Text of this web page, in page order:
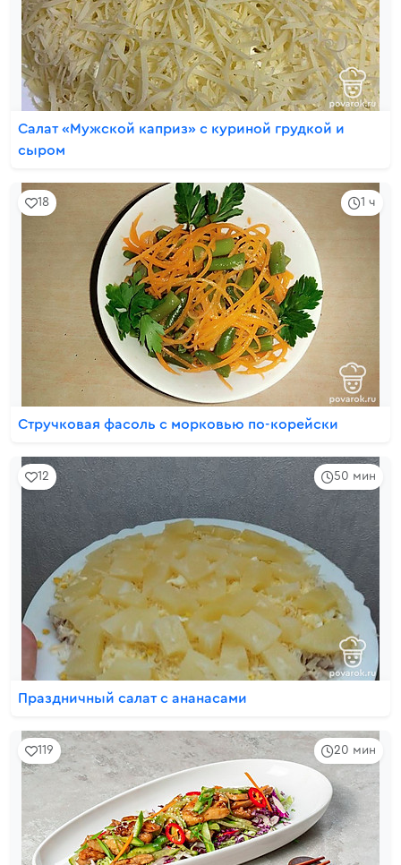
Салат «Мужской каприз» с куриной грудкой и
сыром
1 ч
18
Стручковая фасоль с морковью по-корейски
50 мин
12
Праздничный салат с ананасами
20 мин
119